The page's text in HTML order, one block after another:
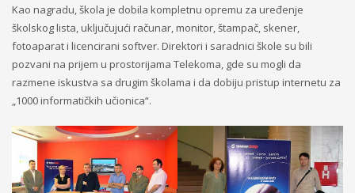
Kao nagradu, škola je dobila kompletnu opremu za uređenje
školskog lista, uključujući računar, monitor, štampač, skener,
fotoaparat i licencirani softver. Direktori i saradnici škole su bili
pozvani na prijem u prostorijama Telekoma, gde su mogli da
razmene iskustva sa drugim školama i da dobiju pristup internetu za
„1000 informatičkih učionica“.